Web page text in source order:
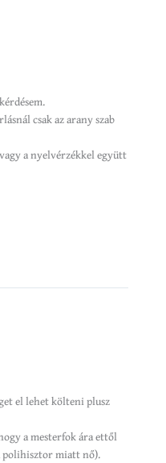
csak az arany szab
a nyelvérzékkel együtt
el lehet költeni plusz
a mesterfok ára ettől
polihisztor miatt nő).